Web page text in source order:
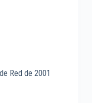
Red de 2001